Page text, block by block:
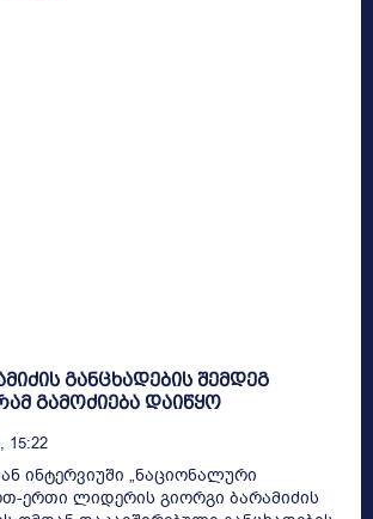
განცხადების შემდეგ
გამოძიება დაიწყო
15:22
ინტერვიუში „ნაციონალური
ერთი ლიდერის გიორგი ბარამიძის